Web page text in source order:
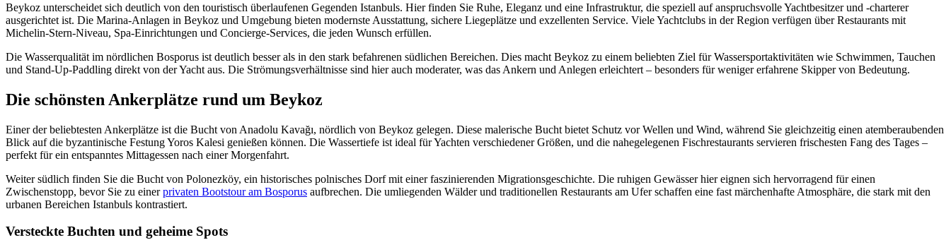
Beykoz unterscheidet sich deutlich von den touristisch überlaufenen Gegenden Istanbuls. Hier finden Sie Ruhe, Eleganz und eine Infrastruktur, die speziell auf anspruchsvolle Yachtbesitzer und -charterer
ausgerichtet ist. Die Marina-Anlagen in Beykoz und Umgebung bieten modernste Ausstattung, sichere Liegeplätze und exzellenten Service. Viele Yachtclubs in der Region verfügen über Restaurants mit
Michelin-Stern-Niveau, Spa-Einrichtungen und Concierge-Services, die jeden Wunsch erfüllen.
Die Wasserqualität im nördlichen Bosporus ist deutlich besser als in den stark befahrenen südlichen Bereichen. Dies macht Beykoz zu einem beliebten Ziel für Wassersportaktivitäten wie Schwimmen, Tauchen
und Stand-Up-Paddling direkt von der Yacht aus. Die Strömungsverhältnisse sind hier auch moderater, was das Ankern und Anlegen erleichtert – besonders für weniger erfahrene Skipper von Bedeutung.
Die schönsten Ankerplätze rund um Beykoz
Einer der beliebtesten Ankerplätze ist die Bucht von Anadolu Kavağı, nördlich von Beykoz gelegen. Diese malerische Bucht bietet Schutz vor Wellen und Wind, während Sie gleichzeitig einen atemberaubenden
Blick auf die byzantinische Festung Yoros Kalesi genießen können. Die Wassertiefe ist ideal für Yachten verschiedener Größen, und die nahegelegenen Fischrestaurants servieren frischesten Fang des Tages –
perfekt für ein entspanntes Mittagessen nach einer Morgenfahrt.
Weiter südlich finden Sie die Bucht von Polonezköy, ein historisches polnisches Dorf mit einer faszinierenden Migrationsgeschichte. Die ruhigen Gewässer hier eignen sich hervorragend für einen
Zwischenstopp, bevor Sie zu einerprivaten Bootstour am Bosporus aufbrechen. Die umliegenden Wälder und traditionellen Restaurants am Ufer schaffen eine fast märchenhafte Atmosphäre, die stark mit den
urbanen Bereichen Istanbuls kontrastiert.
Versteckte Buchten und geheime Spots